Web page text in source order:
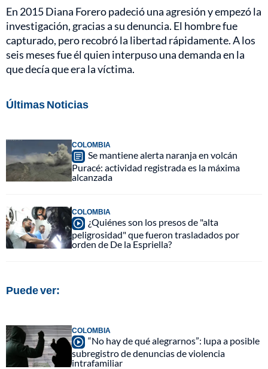
En 2015 Diana Forero padeció una agresión y empezó la
investigación, gracias a su denuncia. El hombre fue
capturado, pero recobró la libertad rápidamente. A los
seis meses fue él quien interpuso una demanda en la
que decía que era la víctima.
Últimas Noticias
COLOMBIA
Se mantiene alerta naranja en volcán
Puracé: actividad registrada es la máxima
alcanzada
COLOMBIA
¿Quiénes son los presos de "alta
peligrosidad" que fueron trasladados por
orden de De la Espriella?
Puede ver:
COLOMBIA
“No hay de qué alegrarnos”: lupa a posible
subregistro de denuncias de violencia
intrafamiliar